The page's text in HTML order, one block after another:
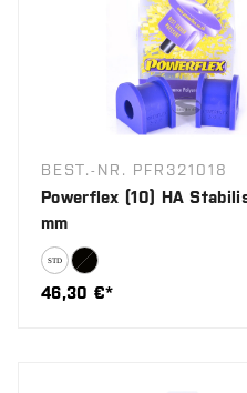
BEST.-NR. PFR321018
Powerflex (10) HA
mm
46,30 €*